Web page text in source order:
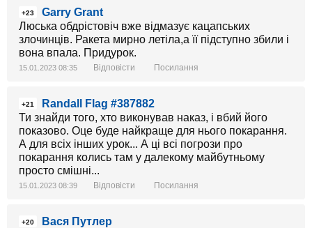
+23
Garry Grant
Люська обдрістовіч вже відмазує кацапських
злочинців. Ракета мирно летіла,а її підступно збили і
вона впала. Придурок.
15.01.2023 08:35 Відповісти Посилання
+21
Randall Flag #387882
Ти знайди того, хто виконував наказ, і вбий його
показово. Оце буде найкраще для нього покарання.
А для всіх інших урок... А ці всі погрози про
покарання колись там у далекому майбутньому
просто смішні...
15.01.2023 08:39 Відповісти Посилання
+20
Вася Путлер